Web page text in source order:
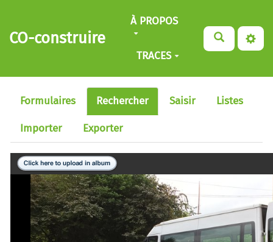
Aller au contenu principal
CO-construire
À PROPOS
TRACES
Formulaires Rechercher Saisir Listes
Importer Exporter